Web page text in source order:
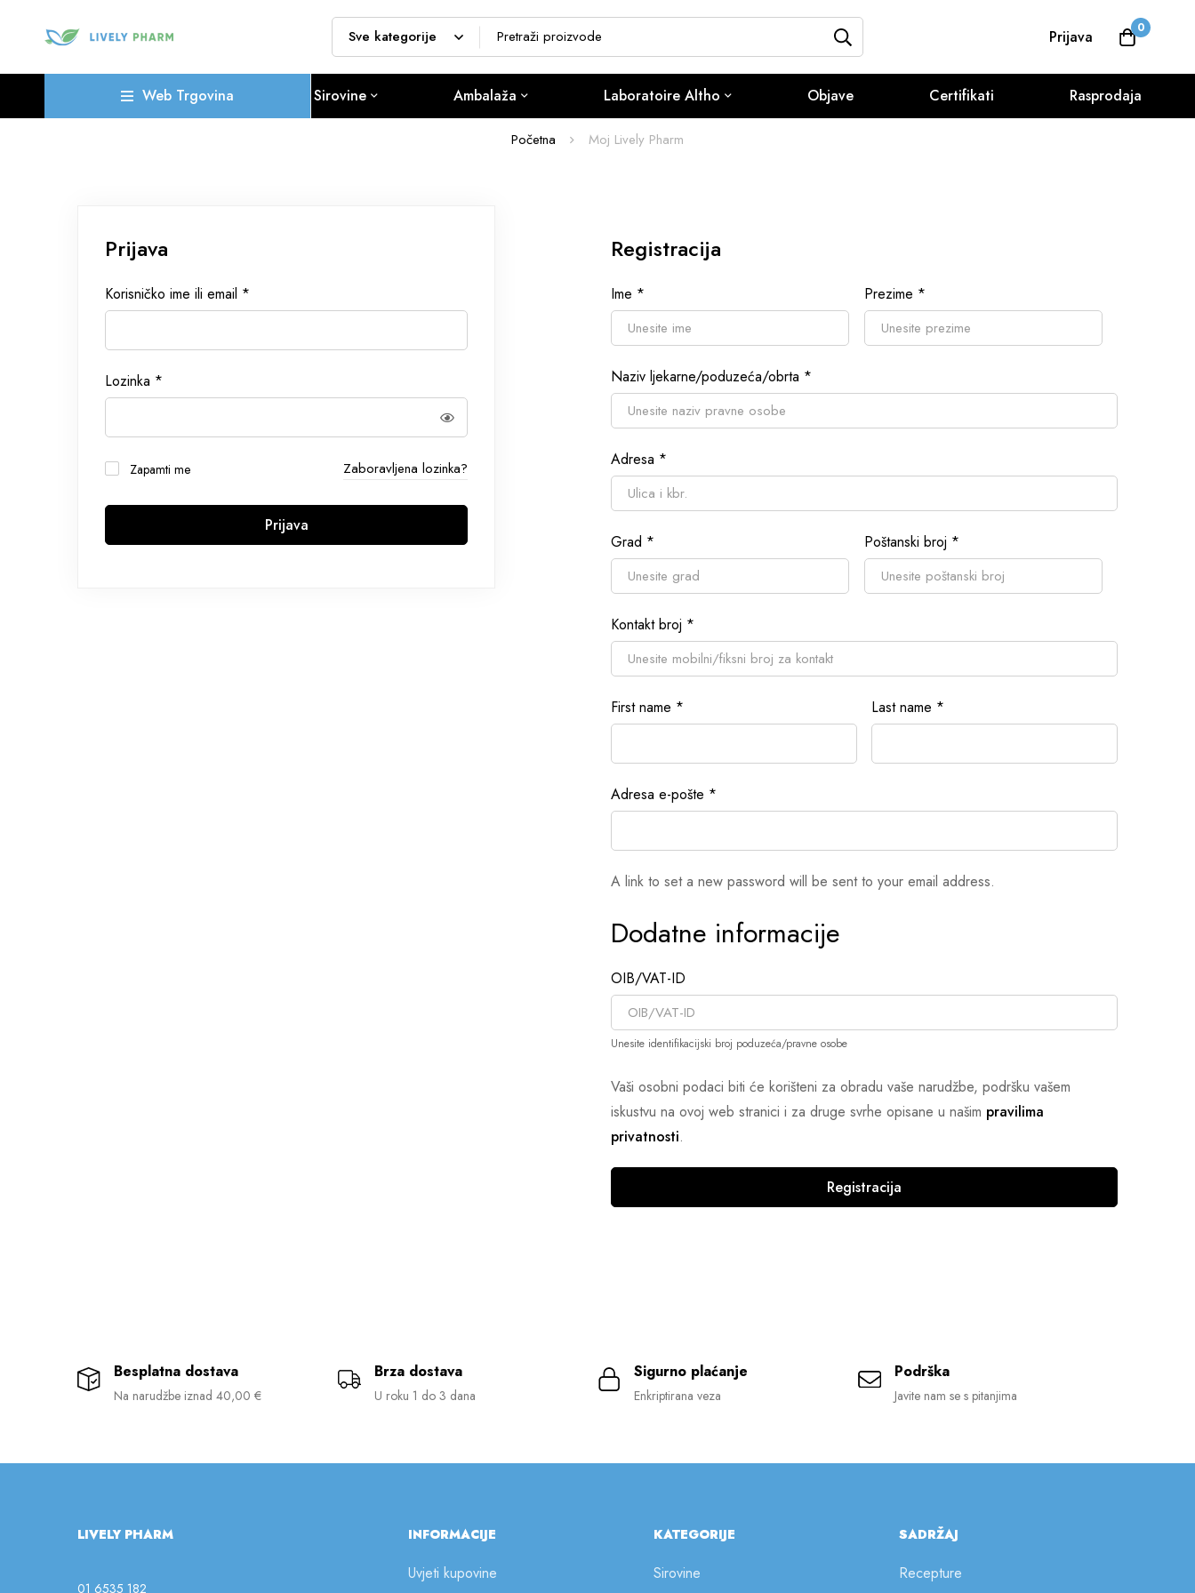
Prijava 0
Web Trgovina Sirovine Ambalaža Laboratoire Altho Objave Certifikati Rasprodaja
Početna Moj Lively Pharm
Prijava
Korisničko ime ili email *
Lozinka *
Zapamti me Zaboravljena lozinka?
Prijava
Registracija
Ime * Prezime *
Naziv ljekarne/poduzeća/obrta *
Adresa *
Grad * Poštanski broj *
Kontakt broj *
First name * Last name *
Adresa e-pošte *
A link to set a new password will be sent to your email address.
Dodatne informacije
OIB/VAT-ID
Unesite identifikacijski broj poduzeća/pravne osobe
Vaši osobni podaci biti će korišteni za obradu vaše narudžbe, podršku vašem
iskustvu na ovoj web stranici i za druge svrhe opisane u našim pravilima
privatnosti.
Registracija
Besplatna dostava
Na narudžbe iznad 40,00 €
Brza dostava
U roku 1 do 3 dana
Sigurno plaćanje
Enkriptirana veza
Podrška
Javite nam se s pitanjima
LIVELY PHARM
01 6535 182
INFORMACIJE
Uvjeti kupovine
KATEGORIJE
Sirovine
SADRŽAJ
Recepture